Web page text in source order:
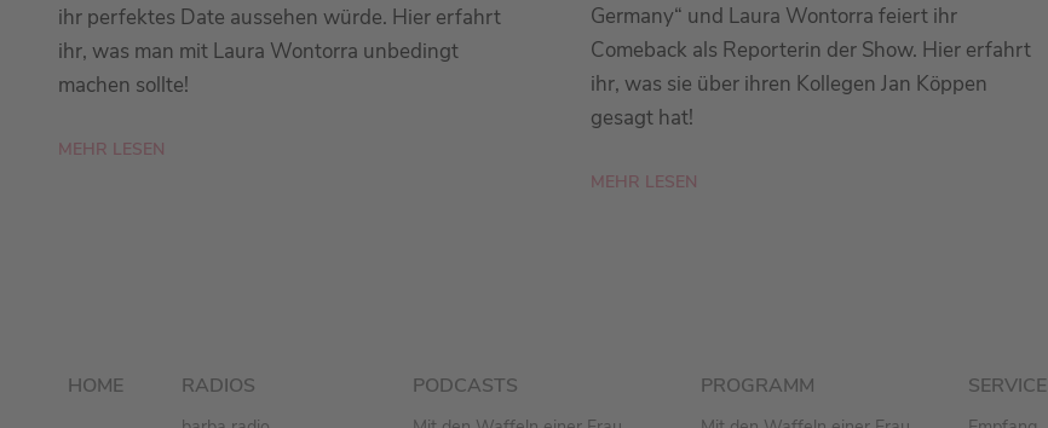
ihr perfektes Date aussehen würde. Hier erfahrt
ihr, was man mit Laura Wontorra unbedingt
machen sollte!
MEHR LESEN
Germany“ und Laura Wontorra feiert ihr
Comeback als Reporterin der Show. Hier erfahrt
ihr, was sie über ihren Kollegen Jan Köppen
gesagt hat!
MEHR LESEN
HOME RADIOS PODCASTS PROGRAMM SERVICE